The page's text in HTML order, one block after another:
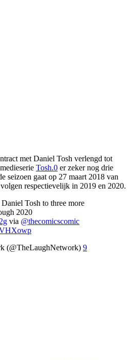
met Daniel Tosh verlengd tot
Tosh.0 er zeker nog drie
seizoen gaat op 27 maart 2018 van
respectievelijk in 2019 en 2020.
Tosh to three more
2020
via @thecomicscomic
(@TheLaughNetwork) 9